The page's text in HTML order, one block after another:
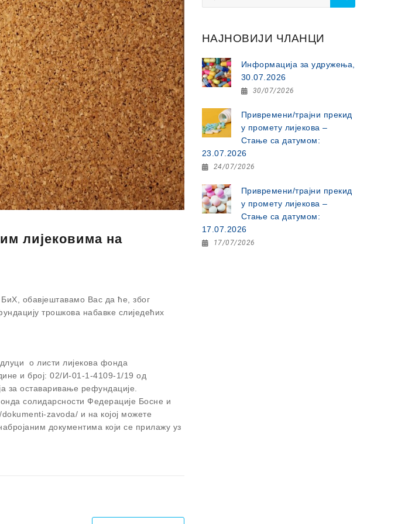
лијековима на
обавјештавамо Вас да ће, због
трошкова набавке слиједећих
о листи лијекова фонда
и број: 02/И-01-1-4109-1/19 од
за оставаривање рефундације.
солидарсности Федерације Босне и
zavoda/ и на којој можете
документима који се прилажу уз
НАЈНОВИЈИ ЧЛАНЦИ
Информација за удружења,
30.07.2026
30/07/2026
Привремени/трајни прекид
у промету лијекова –
Стање са датумом:
23.07.2026
24/07/2026
Привремени/трајни прекид
у промету лијекова –
Стање са датумом:
17.07.2026
17/07/2026